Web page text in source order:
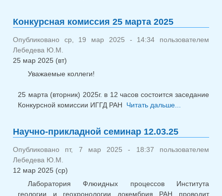
Конкурсная комиссия 25 марта 2025
Опубликовано ср, 19 мар 2025 - 14:34 пользователем
Лебедева Ю.М.
25 мар 2025 (вт)
Уважаемые коллеги!
25 марта (вторник) 2025г. в 12 часов состоится заседание
Конкурсной комиссии ИГГД РАН Читать дальше...
марта 2025
Научно-прикладной семинар 12.03.25
Опубликовано пт, 7 мар 2025 - 18:37 пользователем
Лебедева Ю.М.
12 мар 2025 (ср)
Лаборатория Флюидных процессов Института
геологии и геохронологии докембрия РАН проводит